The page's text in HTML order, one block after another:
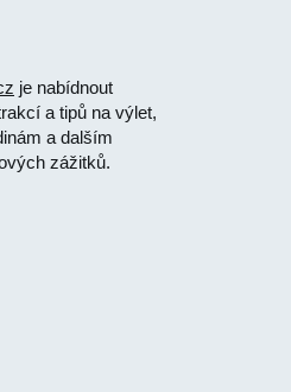
je nabídnout
a tipů na výlet,
a dalším
zážitků.